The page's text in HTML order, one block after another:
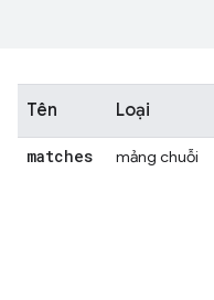
Tên Loại
matches mảng chuỗi